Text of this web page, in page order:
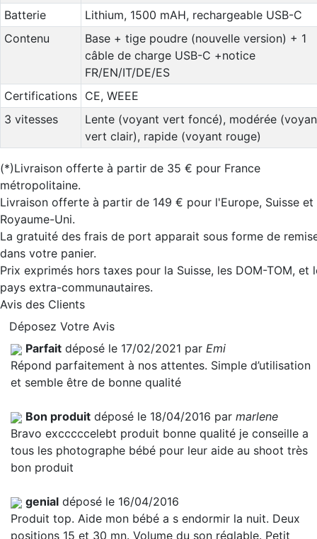
Batterie
Lithium, 1500 mAH, rechargeable USB-C
Contenu
Base + tige poudre (nouvelle version) + 1
câble de charge USB-C +notice
FR/EN/IT/DE/ES
Certifications
CE, WEEE
3 vitesses
Lente (voyant vert foncé), modérée
vert clair), rapide (voyant rouge)
(*)Livraison offerte à partir de 35 € pour France
métropolitaine.
Livraison offerte à partir de 149 € pour l'Europe, Suisse et
Royaume-Uni.
La gratuité des frais de port apparait sous forme de
dans votre panier.
Prix exprimés hors taxes pour la Suisse, les DOM-TOM, et
pays extra-communautaires.
Avis des Clients
Déposez Votre Avis
Parfait déposé le 17/02/2021 par Emi
Répond parfaitement à nos attentes. Simple d’utilisation
et semble être de bonne qualité
Bon produit déposé le 18/04/2016 par marlene
Bravo excccccelebt produit bonne qualité je conseille a
tous les photographe bébé pour leur aide au shoot très
bon produit
genial déposé le 16/04/2016
Produit top. Aide mon bébé a s endormir la nuit. Deux
positions 15 et 30 mn. Volume du son réglable. Petit